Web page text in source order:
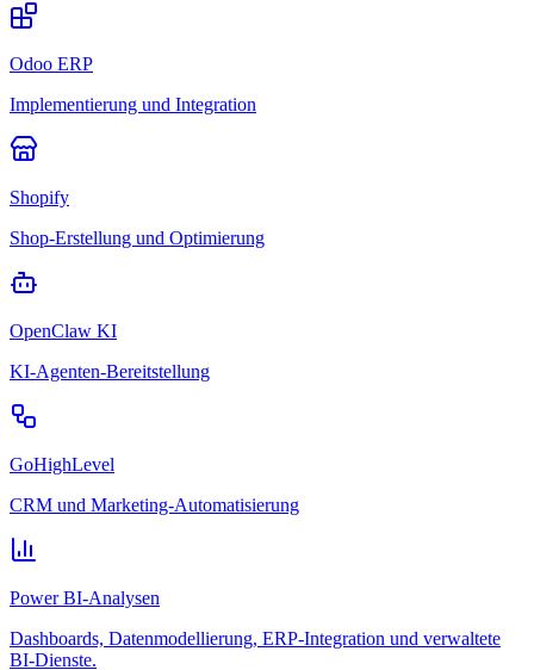
Odoo ERP
Implementierung und Integration
Shopify
Shop-Erstellung und Optimierung
OpenClaw KI
KI-Agenten-Bereitstellung
GoHighLevel
CRM und Marketing-Automatisierung
Power BI-Analysen
Dashboards, Datenmodellierung, ERP-Integration und verwaltete
BI-Dienste.